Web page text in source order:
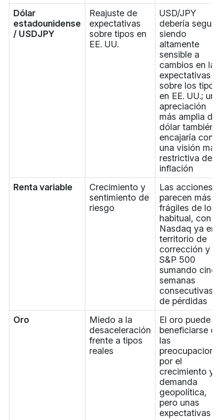
Dólar
estadounidense
/ USDJPY
Reajuste de
expectativas
sobre tipos en
EE. UU.
USD/JPY
debería seguir
siendo
altamente
sensible a
cambios en las
expectativas
sobre los tipos
en EE. UU.; una
apreciación
más amplia del
dólar también
encajaría con
una visión más
restrictiva de la
inflación
Renta variable
Crecimiento y
sentimiento de
riesgo
Las acciones
parecen más
frágiles de lo
habitual, con el
Nasdaq ya en
territorio de
corrección y el
S&P 500
sumando cinco
semanas
consecutivas
de pérdidas
Oro
Miedo a la
desaceleración
frente a tipos
reales
El oro puede
beneficiarse de
las
por el
crecimiento y
demanda
geopolítica,
pero unas
expectativas al